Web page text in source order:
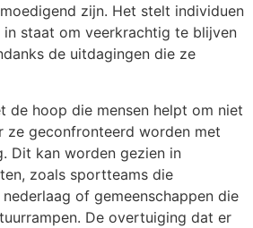
zijn. Het stelt individuen
in staat om veerkrachtig te blijven
de uitdagingen die ze
de hoop die mensen helpt om niet
ze geconfronteerd worden met
Dit kan worden gezien in
zoals sportteams die
of gemeenschappen die
De overtuiging dat er